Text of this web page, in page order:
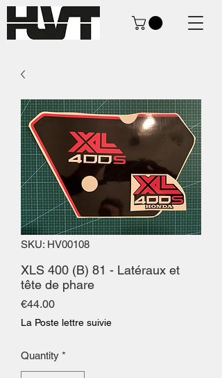
SKU: HV00108
XLS 400 (B) 81 - Latéraux et
tête de phare
€44.00Price
La Poste lettre suivie
Quantity *